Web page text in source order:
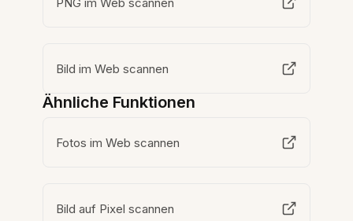
Bild im Web scannen
Ähnliche Funktionen
Fotos im Web scannen
Bild auf Pixel scannen